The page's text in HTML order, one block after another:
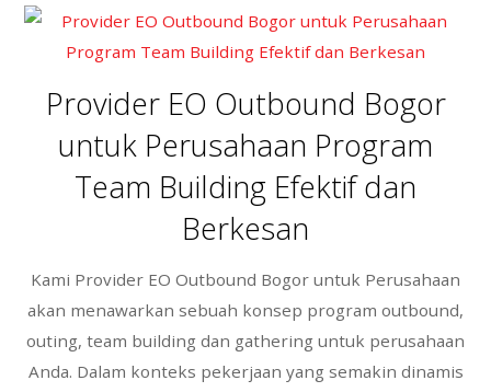
b
o
o
k
er e
Provider EO Outbound Bogor
untuk Perusahaan Program
Team Building Efektif dan
Berkesan
Kami Provider EO Outbound Bogor untuk Perusahaan
akan menawarkan sebuah konsep program outbound,
outing, team building dan gathering untuk perusahaan
Anda. Dalam konteks pekerjaan yang semakin dinamis